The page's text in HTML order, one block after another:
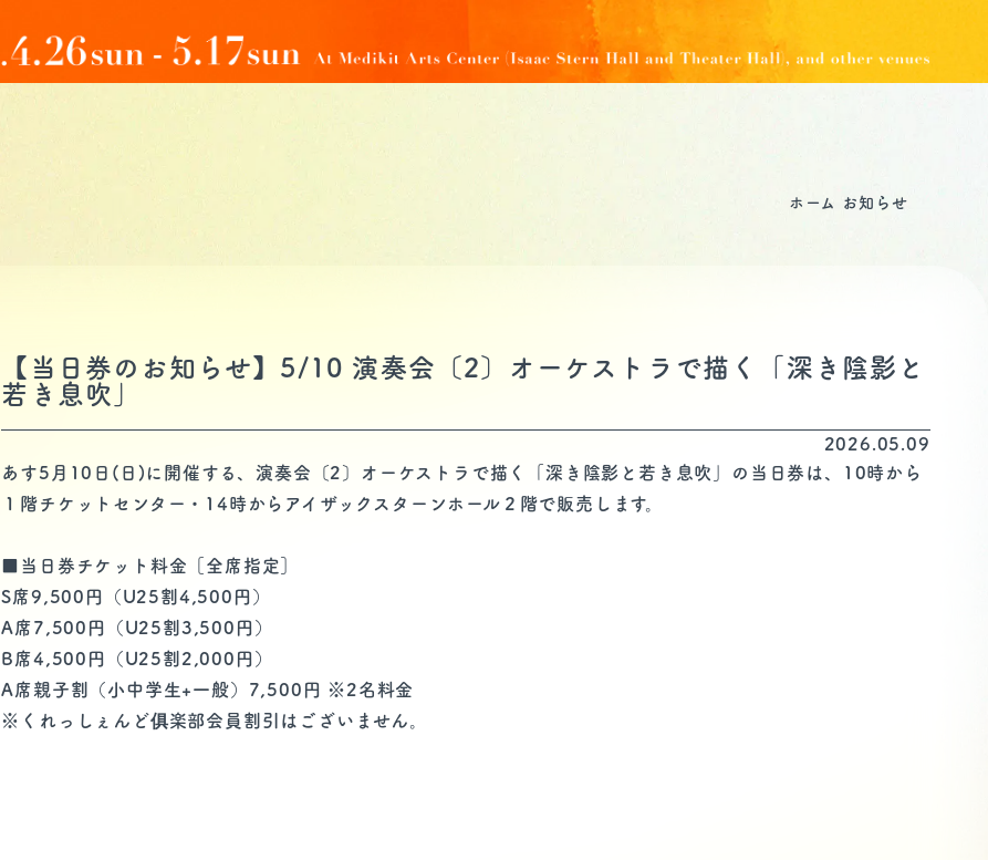
ホーム お知らせ
【当日券のお知らせ】5/10 演奏会〔2〕オーケストラで描く「深き陰影と
若き息吹」
2026.05.09
あす5月10日(日)に開催する、演奏会〔2〕オーケストラで描く「深き陰影と若き息吹」の当日券は、10時から
１階チケットセンター・14時からアイザックスターンホール２階で販売します。
■当日券チケット料金［全席指定］
S席9,500円（U25割4,500円）
A席7,500円（U25割3,500円）
B席4,500円（U25割2,000円）
A席親子割（小中学生+一般）7,500円 ※2名料金
※くれっしぇんど俱楽部会員割引はございません。